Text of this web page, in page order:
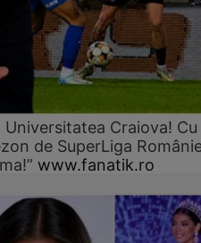
Universitatea Craiova!
de SuperLiga
www.fanatik.ro